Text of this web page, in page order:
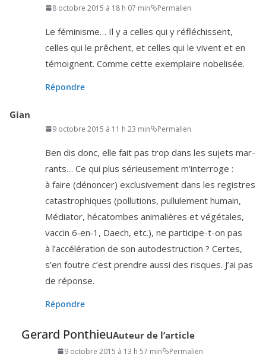
8 octobre 2015 à 18 h 07 min Permalien
Le fémi­nisme… Il y a celles qui y réflé­chissent,
celles qui le prêchent, et celles qui le vivent et en
témoignent. Comme cette exem­plaire nobelisée.
Répondre
Gian
9 octobre 2015 à 11 h 23 min Permalien
Ben dis donc, elle fait pas trop dans les sujets mar­
rants… Ce qui plus sérieu­se­ment m’in­ter­roge :
à faire (dénon­cer) exclu­si­ve­ment dans les registres
catas­tro­phiques (pol­lu­tions, pul­lu­le­ment humain,
Médiator, héca­tombes ani­ma­lières et végé­tales,
vac­cin 6‑en‑1 , Daech, etc.), ne par­ti­cipe-t-on pas
à l’ac­cé­lé­ra­tion de son auto­des­truc­tion ? Certes,
s’en foutre c’est prendre aus­si des risques. J’ai pas
de réponse.
Répondre
Gerard PonthieuAuteur de l’article
9 octobre 2015 à 13 h 57 min Permalien